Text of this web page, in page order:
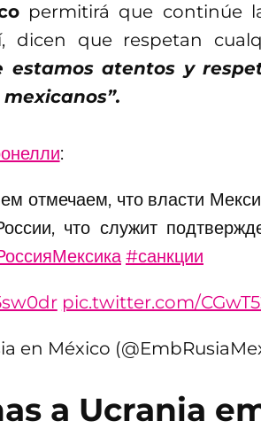
permitirá que continúe
dicen que respetan
estamos atentos y
:
отмечаем, что власти
что служит
#санкции
pic.twitter.com/
en México
a Ucrania